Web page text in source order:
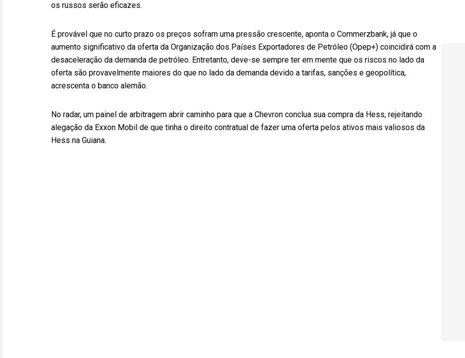
os russos serão eficazes.
É provável que no curto prazo os preços sofram uma pressão crescente, aponta o Commerzbank, já que o
aumento significativo da oferta da Organização dos Países Exportadores de Petróleo (Opep+) coincidirá com a
desaceleração da demanda de petróleo. Entretanto, deve-se sempre ter em mente que os riscos no lado da
oferta são provavelmente maiores do que no lado da demanda devido a tarifas, sanções e geopolítica,
acrescenta o banco alemão.
No radar, um painel de arbitragem abrir caminho para que a Chevron conclua sua compra da Hess, rejeitando
alegação da Exxon Mobil de que tinha o direito contratual de fazer uma oferta pelos ativos mais valiosos da
Hess na Guiana.